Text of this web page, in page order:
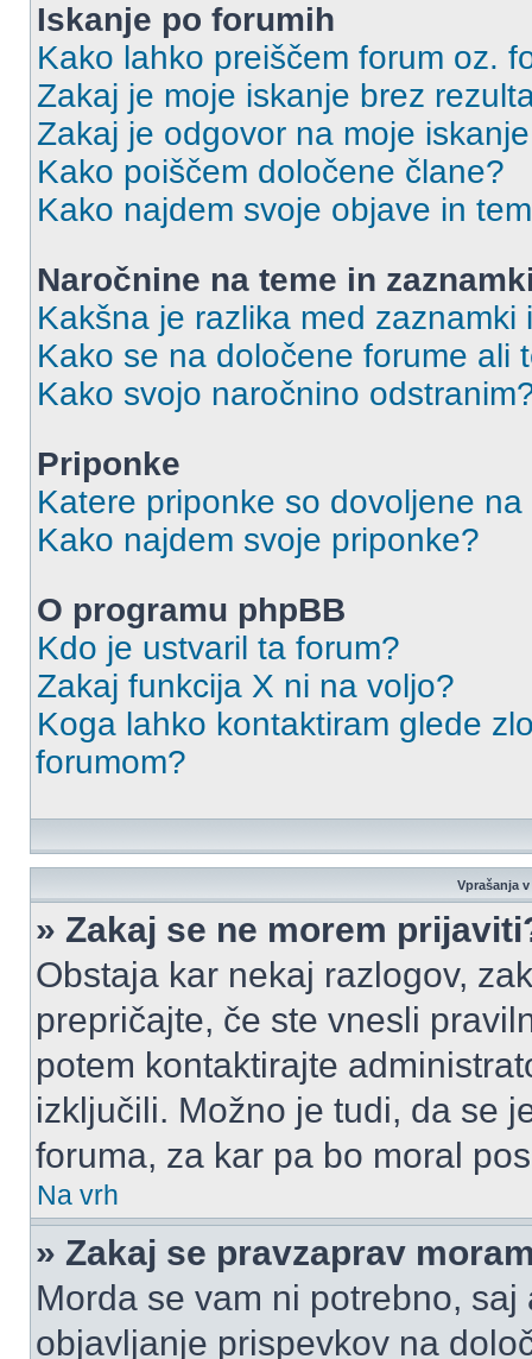
Iskanje po forumih
Kako lahko preiščem forum oz.
Zakaj je moje iskanje brez
Zakaj je odgovor na moje
Kako poiščem določene člane?
Kako najdem svoje objave in
Naročnine na teme in
Kakšna je razlika med
Kako se na določene forume ali
Kako svojo naročnino
Priponke
Katere priponke so dovoljene
Kako najdem svoje priponke?
O programu phpBB
Kdo je ustvaril ta forum?
Zakaj funkcija X ni na voljo?
Koga lahko kontaktiram glede
forumom?
Vprašanja
» Zakaj se ne morem
Obstaja kar nekaj razlogov,
prepričajte, če ste vnesli
potem kontaktirajte
izključili. Možno je tudi, da se
foruma, za kar pa bo moral
Na vrh
» Zakaj se pravzaprav
Morda se vam ni potrebno,
objavljanje prispevkov na